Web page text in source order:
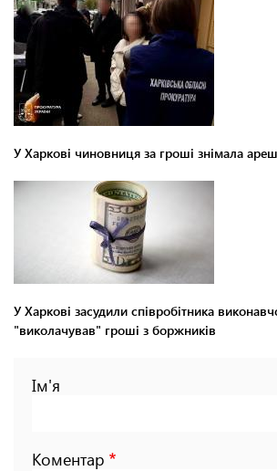
У Харкові чиновниця за гроші знімала
У Харкові засудили співробітника
"виколачував" гроші з боржників
Ім'я
Коментар